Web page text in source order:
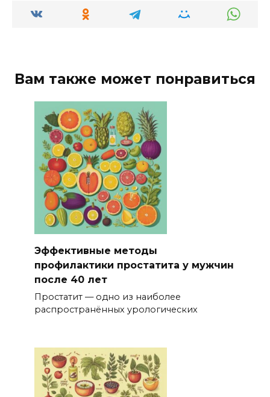
Вам также может понравиться
Эффективные методы
профилактики простатита у мужчин
после 40 лет
Простатит — одно из наиболее
распространённых урологических